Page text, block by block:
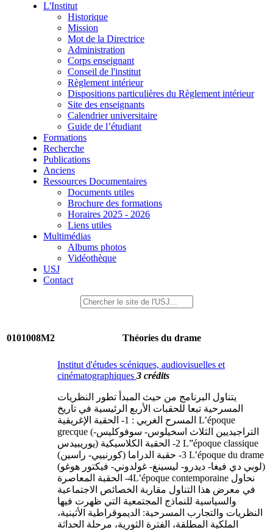
L'Institut
Historique
Mission
Mot de la Directrice
Administration
Corps enseignant
Conseil de l'institut
Règlement intérieur
Dispositions particulières du Règlement intérieur
Site des enseignants
Calendrier universitaire
Guide de l’étudiant
Formations
Recherche
Publications
Anciens
Ressources Documentaires
Documents utiles
Brochure des formations
Horaires 2025 - 2026
Liens utiles
Multimédias
Albums photos
Vidéothèque
USJ
Contact
0101008M2 Théories du drame
Institut d'études scéniques, audiovisuelles et
cinématographiques 3 crédits
يتناول البرنامج من حيث المبدأ تطور النظريات
المسرحية تبعا للحقبات الأربع الرئيسية في تاريخ
المسرح الغربي : 1- الحقبة الإغريقية L’époque
grecque (التراجيديين الثلاث اسخيلوس- سوفوكليس-
يوريبيدس) 2- الحقبة الكلاسيكية L”époque classique
(كورنييي- راسين) 3- حقبة الدراما L’époque du drame
(لوبي دي فيغا- ديدرو- ليسينغ- غولدوني- فيكتور هوغو)
4- الحقبة المعاصرةL’époque contemporaine نحاول
في معرض هذا التناول مقاربة الخصائص الاجتماعية
والسياسية للنماذج المجتمعية التي ظهرت فيها
النظريات والتجارب المسرحية: الديموقراطية الأثينية،
الملكية المطلقة، الفترة الثورية، مرحلة الحداثة